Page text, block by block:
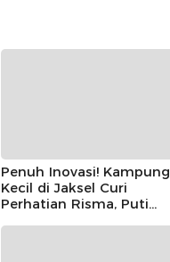
Penuh Inovasi! Kampung
Kecil di Jaksel Curi
Perhatian Risma, Puti